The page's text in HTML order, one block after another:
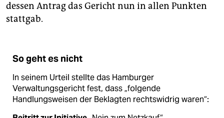
dessen Antrag das Gericht nun in allen Punkten
stattgab.
So geht es nicht
In seinem Urteil stellte das Hamburger
Verwaltungsgericht fest, dass „folgende
Handlungsweisen der Beklagten rechtswidrig waren“: